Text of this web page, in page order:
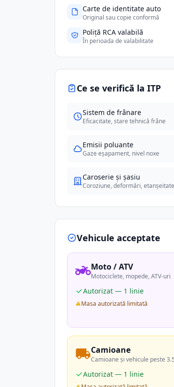
Carte de identitate auto
Original sau copie conformă
Poliță RCA valabilă
În perioada de valabilitate
Ce se verifică la ITP
Sistem de frânare
Eficacitate, stare tehnică frâne
Emisii poluante
Gaze eșapament, nivel noxe
Caroserie și șasiu
Coroziune, deformări, etanșeitate
Vehicule acceptate
Moto / ATV
Motociclete, mopede, ATV-uri
Autorizat — 1 linie
Masa autorizată limitată
Camioane
Camioane și vehicule peste
Autorizat — 1 linie